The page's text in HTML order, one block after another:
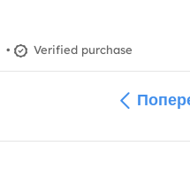
• Verified purchase